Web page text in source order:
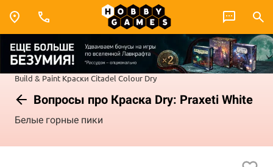
Build & Paint Краски Citadel Colour Dry
Вопросы про Краска Dry: Praxeti White
Белые горные пики